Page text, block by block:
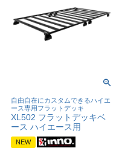
自由自在にカスタムできるハイエ
ース専用フラットデッキ
XL502 フラットデッキベ
ース ハイエース用
NEW